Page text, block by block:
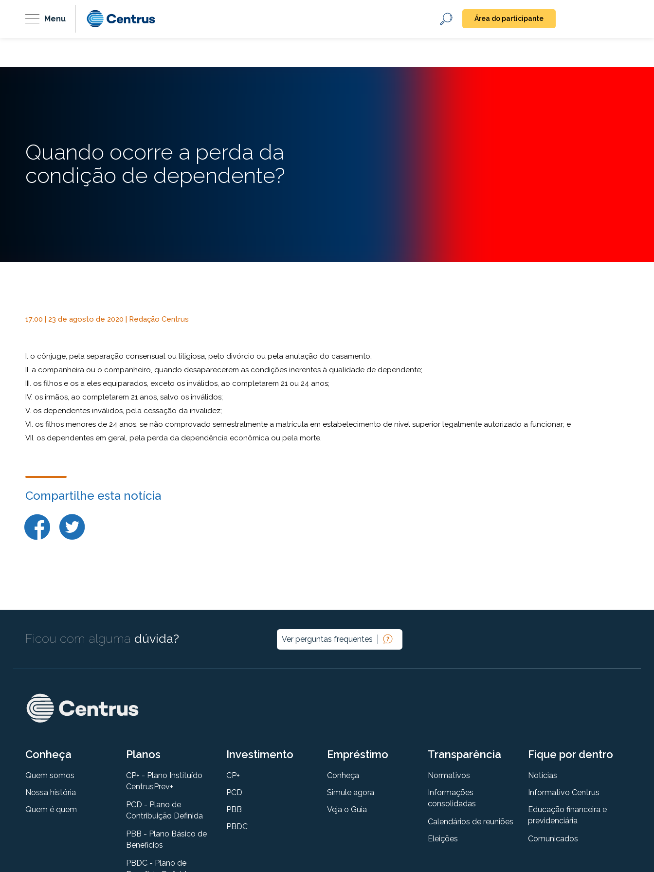
Menu Área do participante
Quando ocorre a perda da
condição de dependente?
17:00 | 23 de agosto de 2020 | Redação Centrus
I. o cônjuge, pela separação consensual ou litigiosa, pelo divórcio ou pela anulação do casamento;
II. a companheira ou o companheiro, quando desaparecerem as condições inerentes à qualidade de dependente;
III. os filhos e os a eles equiparados, exceto os inválidos, ao completarem 21 ou 24 anos;
IV. os irmãos, ao completarem 21 anos, salvo os inválidos;
V. os dependentes inválidos, pela cessação da invalidez;
VI. os filhos menores de 24 anos, se não comprovado semestralmente a matrícula em estabelecimento de nível superior legalmente autorizado a funcionar; e
VII. os dependentes em geral, pela perda da dependência econômica ou pela morte.
Compartilhe esta notícia
Ficou com alguma dúvida? Ver perguntas frequentes
Conheça
Quem somos
Nossa história
Quem é quem
Planos
CP+ - Plano Instituído
CentrusPrev+
PCD - Plano de
Contribuição Definida
PBB - Plano Básico de
Beneficios
PBDC - Plano de
Investimento
CP+
PCD
PBB
PBDC
Empréstimo
Conheça
Simule agora
Veja o Guia
Transparência
Normativos
Informações
consolidadas
Calendários de reuniões
Eleições
Fique por dentro
Notícias
Informativo Centrus
Educação financeira e
previdenciária
Comunicados